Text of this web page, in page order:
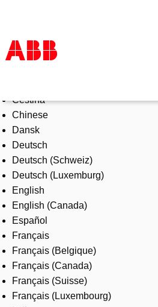
Products & Solutions
Industries
Services
About us
Where to buy
Contact us
Careers
Čeština
Chinese
Dansk
Deutsch
Deutsch (Schweiz)
Deutsch (Luxemburg)
English
English (Canada)
Español
Français
Français (Belgique)
Français (Canada)
Français (Suisse)
Français (Luxembourg)